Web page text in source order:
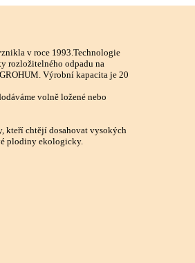
v roce 1993.Technologie
rozložitelného odpadu na
Výrobní kapacita je 20
volně ložené nebo
kteří chtějí dosahovat vysokých
plodiny ekologicky.